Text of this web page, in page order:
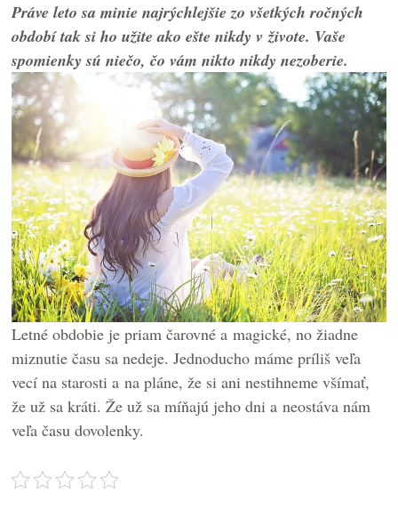
Práve leto sa minie najrýchlejšie zo všetkých ročných
období tak si ho užite ako ešte nikdy v živote. Vaše
spomienky sú niečo, čo vám nikto nikdy nezoberie.
Letné obdobie je priam čarovné a magické, no žiadne
miznutie času sa nedeje. Jednoducho máme príliš veľa
vecí na starosti a na pláne, že si ani nestihneme všímať,
že už sa kráti. Že už sa míňajú jeho dni a neostáva nám
veľa času dovolenky.